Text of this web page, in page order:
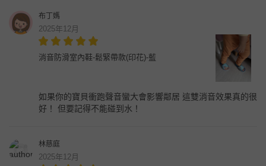
布丁媽
2025年12月
消音防滑室內鞋-鬆緊帶款(印花)-藍
如果你的寶貝衝跑聲音蠻大會影響鄰居 這雙消音效果真的很
好！ 但要記得不能碰到水！
林慈庭
2025年12月